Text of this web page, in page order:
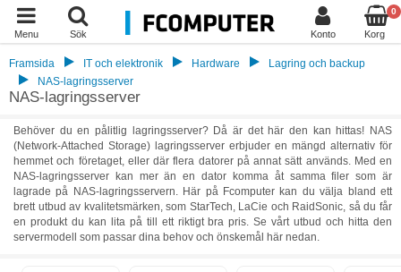
Menu Sök Konto
0
Korg
Framsida IT och elektronik Hardware
Lagring och backup
NAS-lagringsserver
NAS-lagringsserver
Behöver du en pålitlig lagringsserver? Då är det här den kan hittas! NAS
(Network-Attached Storage) lagringsserver erbjuder en mängd alternativ för
hemmet och företaget, eller där flera datorer på annat sätt används. Med en
NAS-lagringsserver kan mer än en dator komma åt samma filer som är
lagrade på NAS-lagringsservern. Här på Fcomputer kan du välja bland ett
brett utbud av kvalitetsmärken, som StarTech, LaCie och RaidSonic, så du får
en produkt du kan lita på till ett riktigt bra pris. Se vårt utbud och hitta den
servermodell som passar dina behov och önskemål här nedan.